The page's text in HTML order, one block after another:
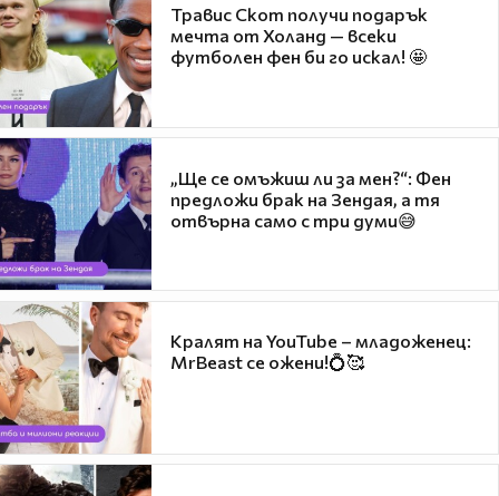
Травис Скот получи подарък
мечта от Холанд — всеки
футболен фен би го искал! 🤩
„Ще се омъжиш ли за мен?“: Фен
предложи брак на Зендая, а тя
отвърна само с три думи😅
Кралят на YouTube – младоженец:
MrBeast се ожени!💍🥰